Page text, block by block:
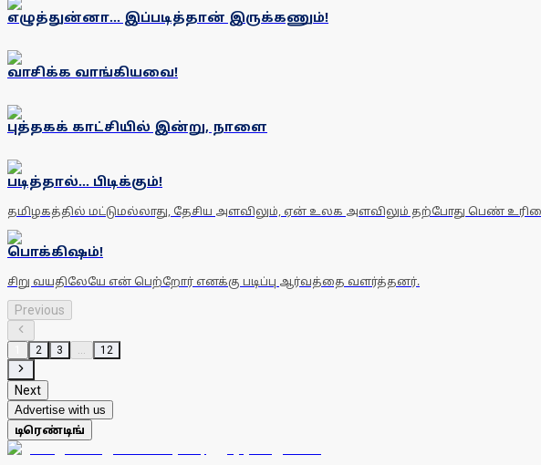
எழுத்துன்னா... இப்படித்தான் இருக்கணும்!
வாசிக்க வாங்கியவை!
புத்தகக் காட்சியில் இன்று, நாளை
படித்தால்... பிடிக்கும்!
தமிழகத்தில் மட்டுமல்லாது, தேசிய அளவிலும், ஏன் உலக அளவிலும் தற்போது பெண்
பொக்கிஷம்!
சிறு வயதிலேயே என் பெற்றோர் எனக்கு படிப்பு ஆர்வத்தை வளர்த்தனர்.
Previous
2 3 ... 12
Next
Advertise with us
டிரெண்டிங்